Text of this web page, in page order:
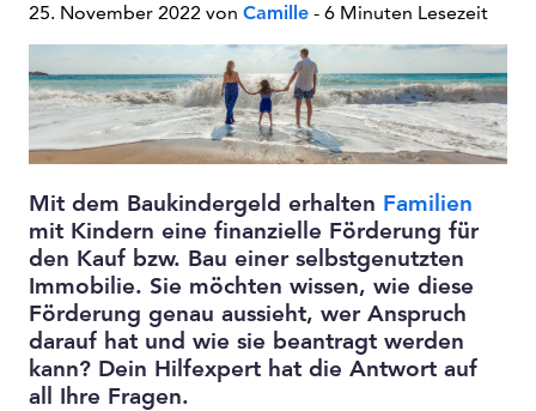
25. November 2022 von Camille - 6 Minuten Lesezeit
Mit dem Baukindergeld erhalten Familien
mit Kindern eine finanzielle Förderung für
den Kauf bzw. Bau einer selbstgenutzten
Immobilie. Sie möchten wissen, wie diese
Förderung genau aussieht, wer Anspruch
darauf hat und wie sie beantragt werden
kann? Dein Hilfexpert hat die Antwort auf
all Ihre Fragen.